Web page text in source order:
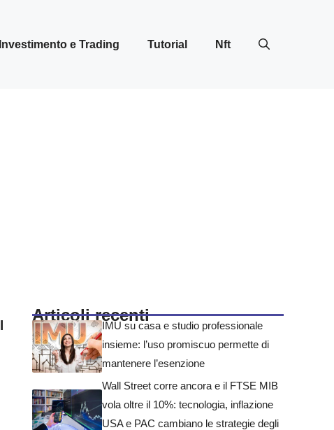
Investimento e Trading Tutorial Nft
Articoli recenti
IMU su casa e studio professionale
insieme: l’uso promiscuo permette di
mantenere l’esenzione
Wall Street corre ancora e il FTSE MIB
vola oltre il 10%: tecnologia, inflazione
USA e PAC cambiano le strategie degli